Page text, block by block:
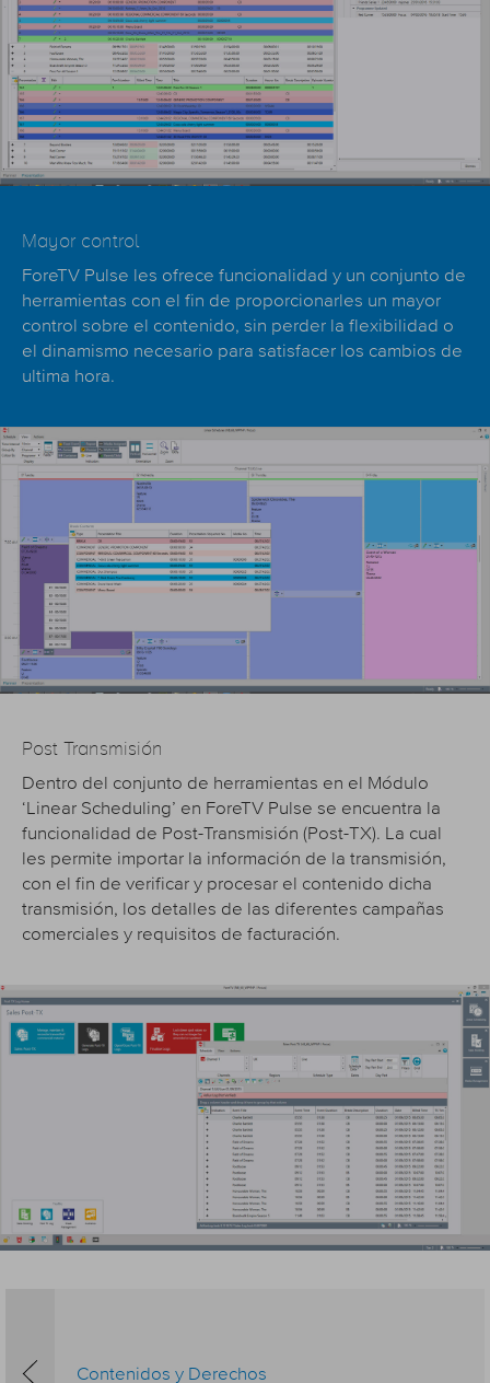
Mayor control
ForeTV Pulse les ofrece funcionalidad y un conjunto de
herramientas con el fin de proporcionarles un mayor
control sobre el contenido, sin perder la flexibilidad o
el dinamismo necesario para satisfacer los cambios de
ultima hora.
Post Transmisión
Dentro del conjunto de herramientas en el Módulo
‘Linear Scheduling’ en ForeTV Pulse se encuentra la
funcionalidad de Post-Transmisión (Post-TX). La cual
les permite importar la información de la transmisión,
con el fin de verificar y procesar el contenido dicha
transmisión, los detalles de las diferentes campañas
comerciales y requisitos de facturación.
Contenidos y Derechos